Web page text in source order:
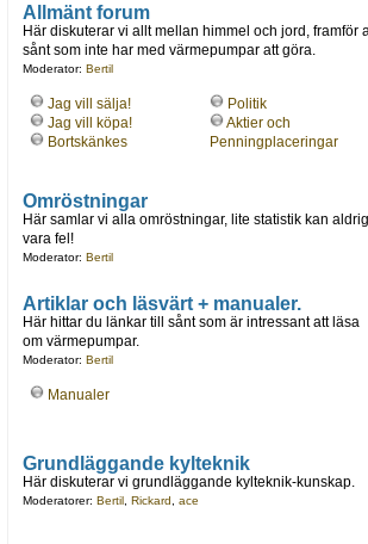
Allmänt forum
Här diskuterar vi allt mellan himmel och jord, framför
sånt som inte har med värmepumpar att göra.
Moderator: Bertil
Jag vill sälja!
Jag vill köpa!
Bortskänkes
Politik
Aktier och
Penningplaceringar
Omröstningar
Här samlar vi alla omröstningar, lite statistik kan aldrig
vara fel!
Moderator: Bertil
Artiklar och läsvärt + manualer.
Här hittar du länkar till sånt som är intressant att läsa
om värmepumpar.
Moderator: Bertil
Manualer
Grundläggande kylteknik
Här diskuterar vi grundläggande kylteknik-kunskap.
Moderatorer: Bertil, Rickard ace